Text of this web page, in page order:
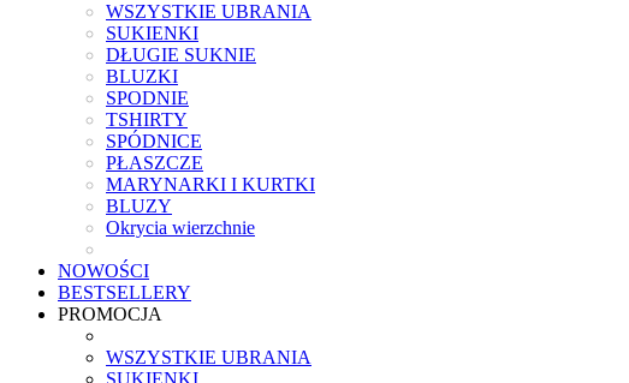
WSZYSTKIE UBRANIA
SUKIENKI
DŁUGIE SUKNIE
BLUZKI
SPODNIE
TSHIRTY
SPÓDNICE
PŁASZCZE
MARYNARKI I KURTKI
BLUZY
Okrycia wierzchnie
NOWOŚCI
BESTSELLERY
PROMOCJA
WSZYSTKIE UBRANIA
SUKIENKI